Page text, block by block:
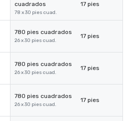
cuadrados
78 x 30 pies cuad.
17 pies
780 pies cuadrados
26 x 30 pies cuad.
17 pies
780 pies cuadrados
26 x 30 pies cuad.
17 pies
780 pies cuadrados
26 x 30 pies cuad.
17 pies